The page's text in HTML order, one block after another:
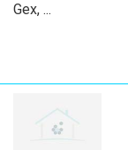
Gex, ...